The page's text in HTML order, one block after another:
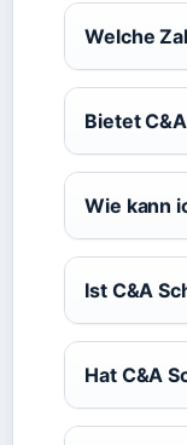
Welche
Bietet
Wie kann
Ist C&A
Hat C&A